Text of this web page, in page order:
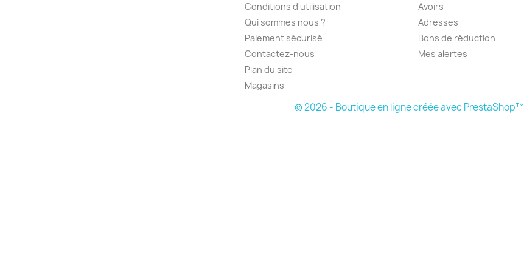
Conditions d'utilisation
Qui sommes nous ?
Paiement sécurisé
Contactez-nous
Plan du site
Magasins
Avoirs
Adresses
Bons de réduction
Mes alertes
© 2026 - Boutique en ligne créée avec PrestaShop™